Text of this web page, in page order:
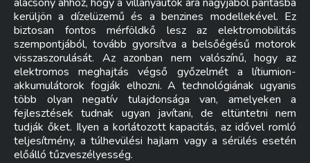
kerüljön a dízelüzemű és a benzines modellekével. Ez
biztosan fontos mérföldkő lesz az elektromobilitás
szempontjából, tovább gyorsítva a belsőégésű motorok
visszaszorulását. Az azonban nem valószínű, hogy az
elektromos meghajtás végső győzelmét a lítiumion-
akkumulátorok fogják elhozni. A technológiának ugyanis
több olyan negatív tulajdonsága van, amelyeken a
fejlesztések tudnak ugyan javítani, de eltüntetni nem
tudják őket. Ilyen a korlátozott kapacitás, az idővel romló
teljesítmény, a túlhevülési hajlam vagy a sérülés esetén
előálló tűzveszélyesség.